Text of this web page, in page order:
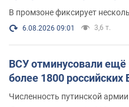
В промзоне фиксирует
6.08.2026 09:01 3,6 т.
ВСУ отминусовали ещё
более 1800
Численность путинской